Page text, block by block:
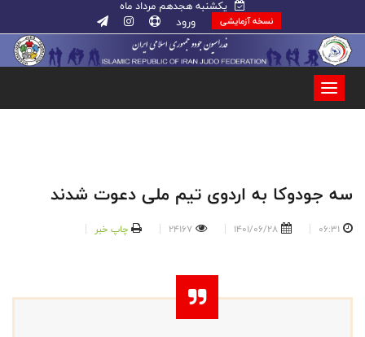
یکشنبه هجدهم مرداد ماه
نسخه آزمایشی ورود
سه جودوکا به اردوی تیم ملی دعوت شدند
06:31
1401/06/28
24167 چاپ خبر